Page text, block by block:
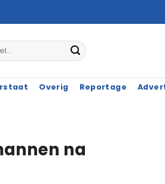
Overig Reportage
na